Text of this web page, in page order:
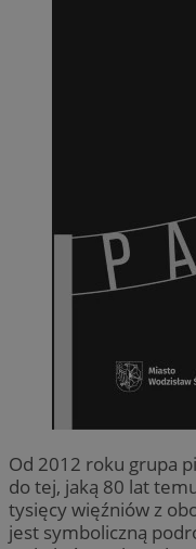
Od 2012 roku grupa
do tej, jaką 80 lat
tysięcy więźniów z
jest symboliczną